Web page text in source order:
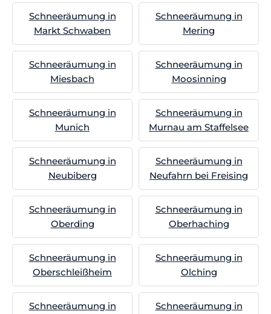
Schneeräumung in
Markt Schwaben
Schneeräumung in
Mering
Schneeräumung in
Miesbach
Schneeräumung in
Moosinning
Schneeräumung in
Munich
Schneeräumung in
Murnau am Staffelsee
Schneeräumung in
Neubiberg
Schneeräumung in
Neufahrn bei Freising
Schneeräumung in
Oberding
Schneeräumung in
Oberhaching
Schneeräumung in
Oberschleißheim
Schneeräumung in
Olching
Schneeräumung in
Schneeräumung in